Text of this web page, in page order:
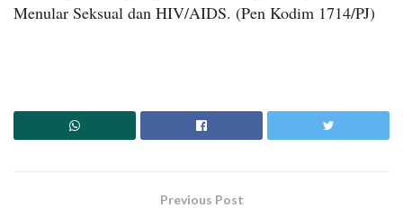
Menular Seksual dan HIV/AIDS. (Pen Kodim 1714/PJ)
Previous Post